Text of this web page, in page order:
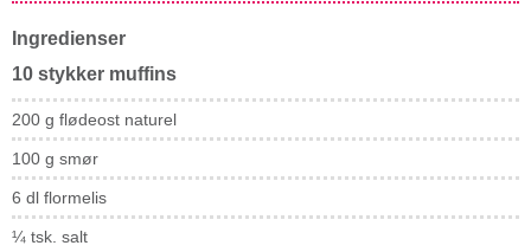
Ingredienser
10 stykker muffins
200 g flødeost naturel
100 g smør
6 dl flormelis
¼ tsk. salt